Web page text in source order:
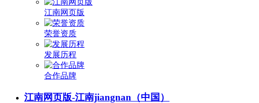
江南网页版
荣誉资质
发展历程
合作品牌
江南网页版-江南jiangnan（中国）